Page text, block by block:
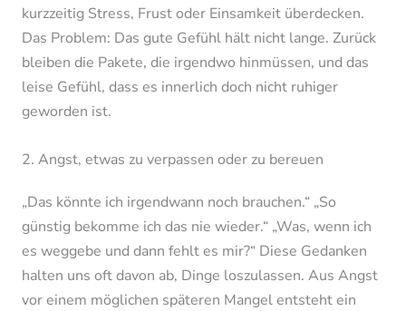
kurzzeitig Stress, Frust oder Einsamkeit überdecken.
Das Problem: Das gute Gefühl hält nicht lange. Zurück
bleiben die Pakete, die irgendwo hinmüssen, und das
leise Gefühl, dass es innerlich doch nicht ruhiger
geworden ist.
2. Angst, etwas zu verpassen oder zu bereuen
„Das könnte ich irgendwann noch brauchen.“ „So
günstig bekomme ich das nie wieder.“ „Was, wenn ich
es weggebe und dann fehlt es mir?“ Diese Gedanken
halten uns oft davon ab, Dinge loszulassen. Aus Angst
vor einem möglichen späteren Mangel entsteht ein